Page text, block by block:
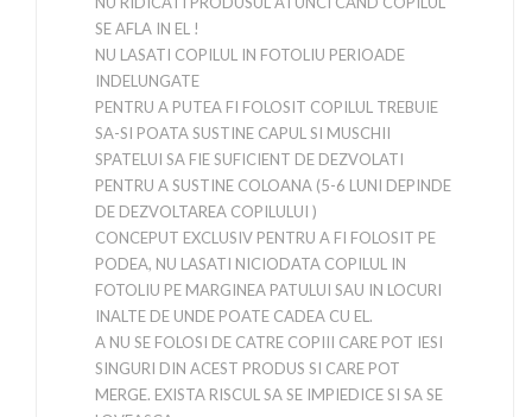
SE AFLA IN EL !
NU LASATI COPILUL IN FOTOLIU PERIOADE
INDELUNGATE
PENTRU A PUTEA FI FOLOSIT COPILUL TREBUIE
SA-SI POATA SUSTINE CAPUL SI MUSCHII
SPATELUI SA FIE SUFICIENT DE DEZVOLATI
PENTRU A SUSTINE COLOANA (5-6 LUNI DEPINDE
DE DEZVOLTAREA COPILULUI )
CONCEPUT EXCLUSIV PENTRU A FI FOLOSIT PE
PODEA, NU LASATI NICIODATA COPILUL IN
FOTOLIU PE MARGINEA PATULUI SAU IN LOCURI
INALTE DE UNDE POATE CADEA CU EL.
A NU SE FOLOSI DE CATRE COPIII CARE POT IESI
SINGURI DIN ACEST PRODUS SI CARE POT
MERGE. EXISTA RISCUL SA SE IMPIEDICE SI SA SE